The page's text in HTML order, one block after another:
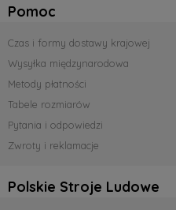
Pomoc
Czas i formy dostawy krajowej
Wysyłka międzynarodowa
Metody płatności
Tabele rozmiarów
Pytania i odpowiedzi
Zwroty i reklamacje
Polskie Stroje Ludowe